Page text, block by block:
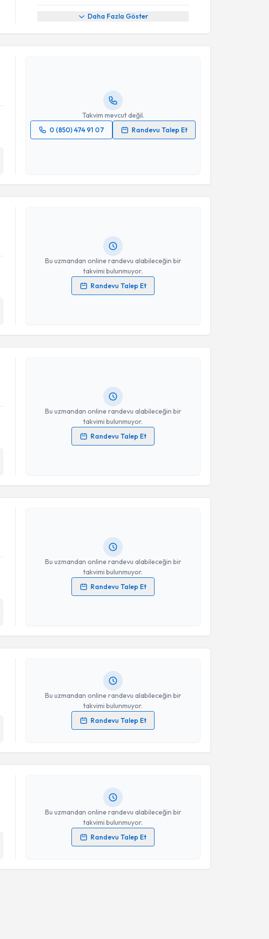
Daha Fazla Göster
Takvim mevcut değil.
0 (850) 474 91 07
Randevu Talep Et
Randevu Takvimi Talebi
Dt. Seren Polater
Takvim Talebini Gönder
Bu uzmandan online randevu alabileceğin bir
takvimi bulunmuyor.
Randevu Talep Et
Randevu Takvimi Talebi
Dt. Yaren Güllüpınar
Kişisel verilerimin işlenmesine ilişkinAydınlatma Metni
Takvim Talebini Gönder
Bu uzmandan online randevu alabileceğin bir
takvimi bulunmuyor.
Randevu Talep Et
Randevu Takvimi Talebi
Dt. Arzu Soygun
Kişisel verilerimin işlenmesine ilişkinAydınlatma Metni
Takvim Talebini Gönder
Bu uzmandan online randevu alabileceğin bir
takvimi bulunmuyor.
Randevu Talep Et
Randevu Takvimi Talebi
Dt. Ezgi Nur Aykan
Kişisel verilerimin işlenmesine ilişkinAydınlatma Metni
Takvim Talebini Gönder
Bu uzmandan online randevu alabileceğin bir
takvimi bulunmuyor.
Randevu Talep Et
Kişisel verilerimin işlenmesine ilişkinAydınlatma Metni
Bu uzmandan online randevu alabileceğin bir
takvimi bulunmuyor.
Randevu Talep Et
Randevu Takvimi Talebi
Kişisel verilerimin işlenmesine ilişkinAydınlatma Metni